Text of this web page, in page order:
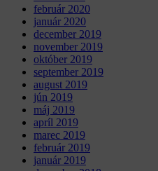
február 2020
január 2020
december 2019
november 2019
október 2019
september 2019
august 2019
jún 2019
máj 2019
apríl 2019
marec 2019
február 2019
január 2019